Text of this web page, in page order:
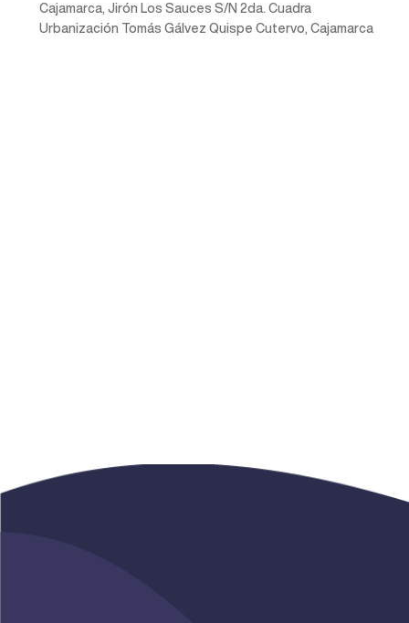
Cajamarca, Jirón Los Sauces S/N 2da. Cuadra
Urbanización Tomás Gálvez Quispe Cutervo, Cajamarca